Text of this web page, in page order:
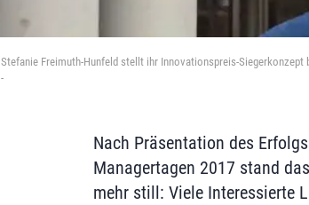
Stefanie Freimuth-Hunfeld stellt ihr Innovationspreis-
-
Nach Präsentation des
Managertagen 2017 stand
mehr still: Viele Interessierte